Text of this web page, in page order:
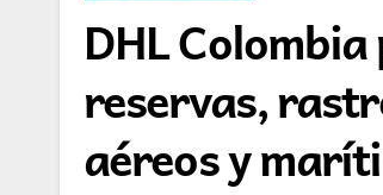
DHL
reservas,
aéreos y